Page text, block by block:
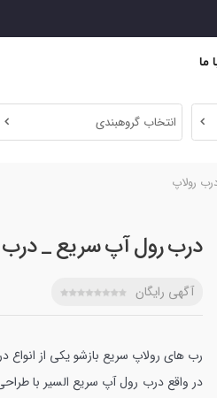
ما
انتخاب گروهبندی
رولاپ
درب رول آپ سریع _ درب
آگهی رایگان
رب های رولاپ سریع بازشو یکی از
در واقع درب رول آپ سریع السیر با